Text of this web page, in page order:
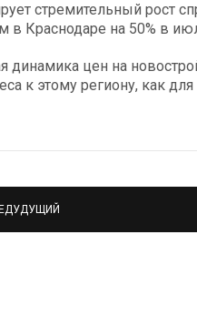
стремительный рост
Краснодаре на 50% в
динамика цен на
к этому региону, как